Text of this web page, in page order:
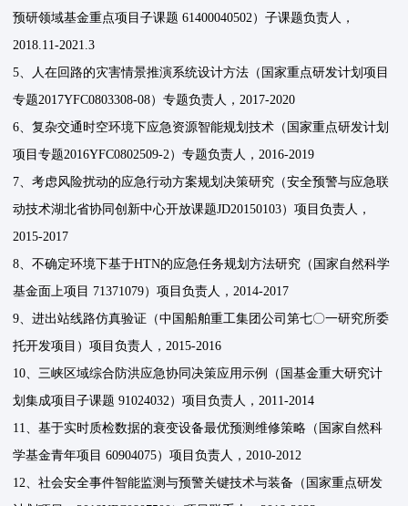
预研领域基金重点项目子课题 61400040502）子课题负责人，
2018.11-2021.3
5、人在回路的灾害情景推演系统设计方法（国家重点研发计划项目
专题2017YFC0803308-08）专题负责人，2017-2020
6、复杂交通时空环境下应急资源智能规划技术（国家重点研发计划
项目专题2016YFC0802509-2）专题负责人，2016-2019
7、考虑风险扰动的应急行动方案规划决策研究（安全预警与应急联
动技术湖北省协同创新中心开放课题JD20150103）项目负责人，
2015-2017
8、不确定环境下基于HTN的应急任务规划方法研究（国家自然科学
基金面上项目 71371079）项目负责人，2014-2017
9、进出站线路仿真验证（中国船舶重工集团公司第七〇一研究所委
托开发项目）项目负责人，2015-2016
10、三峡区域综合防洪应急协同决策应用示例（国基金重大研究计
划集成项目子课题 91024032）项目负责人，2011-2014
11、基于实时质检数据的衰变设备最优预测维修策略（国家自然科
学基金青年项目 60904075）项目负责人，2010-2012
12、社会安全事件智能监测与预警关键技术与装备（国家重点研发